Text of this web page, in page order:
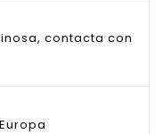
contacta con